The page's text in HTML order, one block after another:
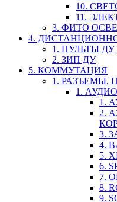
10.
11.
3. ФИТО
4.
1. ПУЛЬТЫ ДУ
2. ЗИП ДУ
5. КОММУТАЦИЯ
1. РАЗЪЕМЫ,
1.
1.
2.
3.
4.
5.
6.
7.
8.
9.